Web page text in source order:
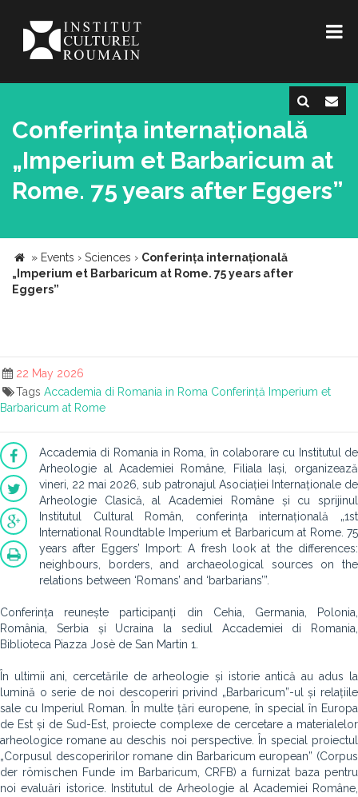
Conferința internațională
„Imperium et Barbaricum at
Rome. 75 years after Eggers”
» Events › Sciences › Conferința internațională
„Imperium et Barbaricum at Rome. 75 years after
Eggers”
22 May 2026
Tags Accademia di Romania in Roma Conferință Imperium et
Barbaricum at Rome
Accademia di Romania in Roma, în colaborare cu Institutul de
Arheologie al Academiei Române, Filiala Iași, organizează
vineri, 22 mai 2026, sub patronajul Asociației Internaționale de
Arheologie Clasică, al Academiei Române și cu sprijinul
Institutul Cultural Român, conferința internațională „1st
International Roundtable Imperium et Barbaricum at Rome. 75
years after Eggers’ Import: A fresh look at the differences:
neighbours, borders, and archaeological sources on the
relations between ‘Romans’ and ‘barbarians’”.
Conferința reunește participanți din Cehia, Germania, Polonia,
România, Serbia și Ucraina la sediul Accademiei di Romania,
Biblioteca Piazza Josè de San Martin 1.
În ultimii ani, cercetările de arheologie și istorie antică au adus la
lumină o serie de noi descoperiri privind „Barbaricum”-ul și relațiile
sale cu Imperiul Roman. În multe țări europene, în special în Europa
de Est și de Sud-Est, proiecte complexe de cercetare a materialelor
arheologice romane au deschis noi perspective. În special proiectul
„Corpusul descoperirilor romane din Barbaricum european” (Corpus
der römischen Funde im Barbaricum, CRFB) a furnizat baza pentru
noi evaluări istorice. Institutul de Arheologie al Academiei Române,